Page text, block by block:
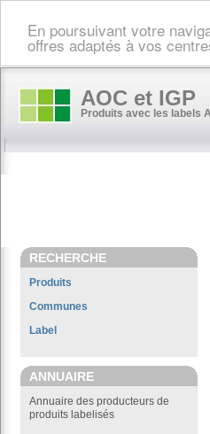
En poursuivant votre
offres adaptés à vos
AOC et IGP
Produits avec les labels
RECHERCHE
Produits
Communes
Label
ANNUAIRE
Annuaire des producteurs de
produits labelisés